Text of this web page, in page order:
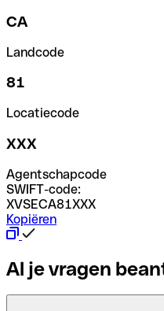
CA
Landcode
81
Locatiecode
XXX
Agentschapcode
SWIFT-code:
XVSECA81XXX
Kopiëren
Al je vragen